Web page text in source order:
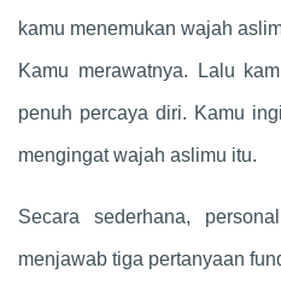
kamu menemukan wajah
Kamu merawatnya. Lalu
penuh percaya diri. Kamu
mengingat wajah aslimu itu.
Secara sederhana,
menjawab tiga pertanyaan